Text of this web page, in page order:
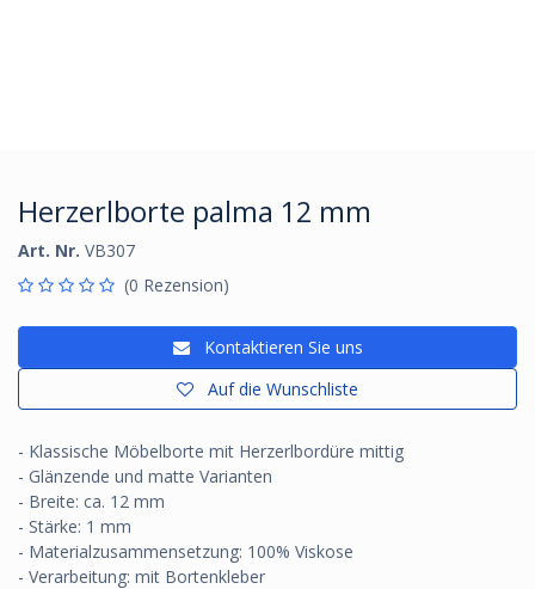
Herzerlborte palma 12 mm
Art. Nr. VB307
(0 Rezension)
Kontaktieren Sie uns
Auf die Wunschliste
- Klassische Möbelborte mit Herzerlbordüre mittig
- Glänzende und matte Varianten
- Breite: ca. 12 mm
- Stärke: 1 mm
- Materialzusammensetzung: 100% Viskose
- Verarbeitung: mit Bortenkleber